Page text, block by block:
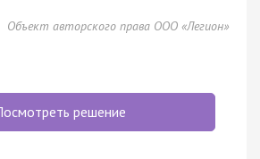
Объект авторского права ООО «Легион»
решение